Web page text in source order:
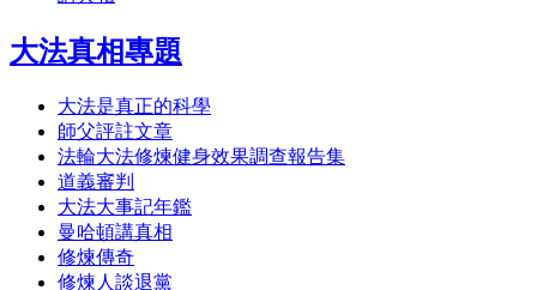
大法真相專題
大法是真正的科學
師父評註文章
法輪大法修煉健身效果調查報告集
道義審判
大法大事記年鑑
曼哈頓講真相
修煉傳奇
修煉人談退黨